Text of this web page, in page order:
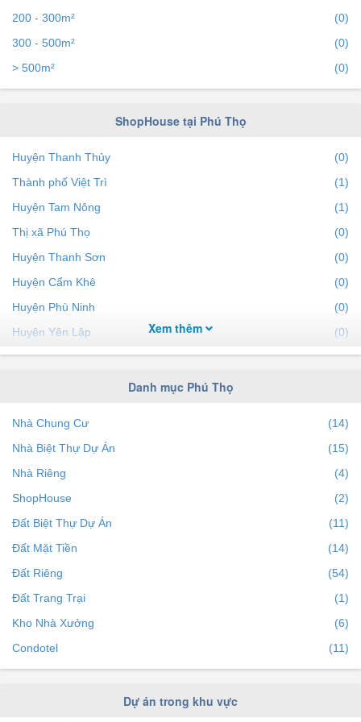
200 - 300m²
(0)
300 - 500m²
(0)
> 500m²
(0)
ShopHouse tại Phú Thọ
Huyện Thanh Thủy
(0)
Thành phố Việt Trì
(1)
Huyện Tam Nông
(1)
Thị xã Phú Thọ
(0)
Huyện Thanh Sơn
(0)
Huyện Cẩm Khê
(0)
Huyện Phù Ninh
(0)
Huyện Yên Lập
(0)
Huyện Tân Sơn
(0)
Huyện Thanh Ba
(0)
Xem thêm
Danh mục Phú Thọ
Nhà Chung Cư
(14)
Nhà Biệt Thự Dự Án
(15)
Nhà Riêng
(4)
ShopHouse
(2)
Đất Biệt Thự Dự Án
(11)
Đất Mặt Tiền
(14)
Đất Riêng
(54)
Đất Trang Trại
(1)
Kho Nhà Xưởng
(6)
Condotel
(11)
Dự án trong khu vực